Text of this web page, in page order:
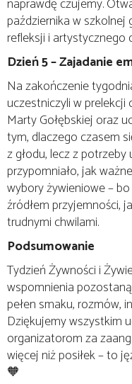
naprawdę czujemy.
października w szkolnej
refleksji i artystycznego
Dzień 5 – Zajadanie
Na zakończenie
uczestniczyli w
Marty Gołębskiej oraz
tym, dlaczego czasem
z głodu, lecz z
przypomniało, jak
wybory żywieniowe –
źródłem przyjemności,
trudnymi chwilami.
Podsumowanie
Tydzień Żywności i
wspomnienia
pełen smaku, rozmów,
Dziękujemy wszystkim
organizatorom za
więcej niż posiłek – to
🧡